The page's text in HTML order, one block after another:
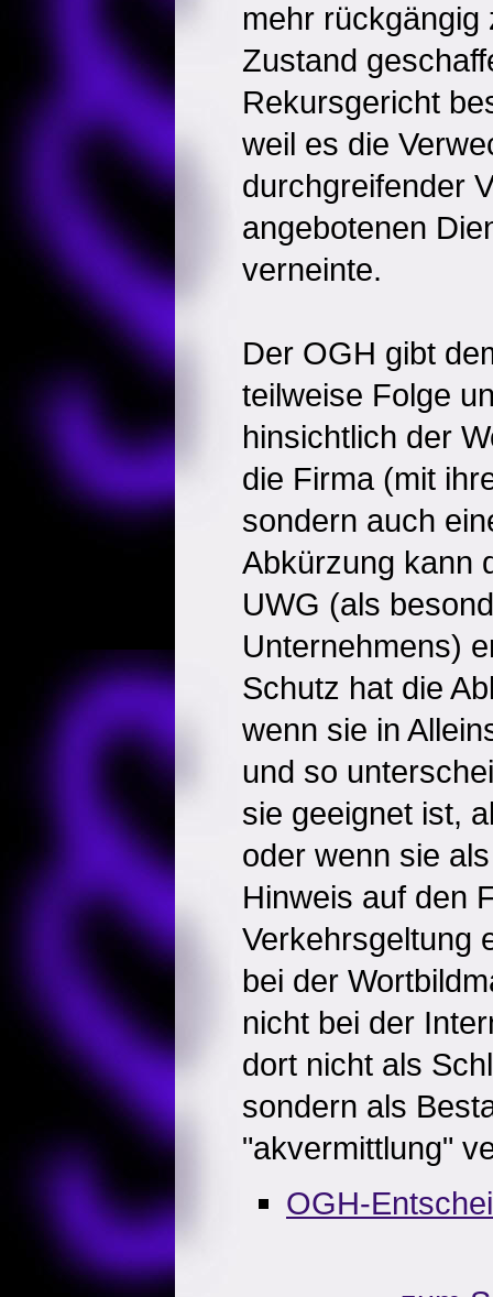
mehr rückgängig
Zustand
Rekursgericht
weil es die
durchgreifender
angebotenen
verneinte.
Der OGH gibt
teilweise Folge
hinsichtlich der
die Firma (mit
sondern auch
Abkürzung kann
UWG (als
Unternehmens)
Schutz hat die
wenn sie in
und so
sie geeignet ist,
oder wenn sie
Hinweis auf den
Verkehrsgeltung
bei der
nicht bei der
dort nicht als
sondern als
"akvermittlung"
OGH-